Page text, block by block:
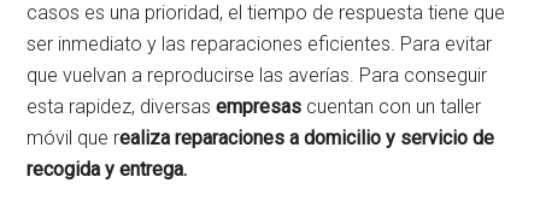
casos es una prioridad, el tiempo de respuesta tiene que
ser inmediato y las reparaciones eficientes. Para evitar
que vuelvan a reproducirse las averías. Para conseguir
esta rapidez, diversasempresas cuentan con un taller
móvil que realiza reparaciones a domicilio y servicio de
recogida y entrega.